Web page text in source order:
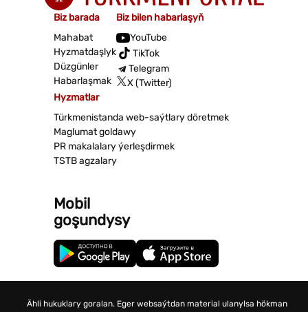
Biz barada
Mahabat
Hyzmatdaşlyk
Düzgünler
Habarlaşmak
Biz bilen habarlaşyň
YouTube
TikTok
Telegram
X (Twitter)
Hyzmatlar
Türkmenistanda web-saýtlary döretmek
Maglumat goldawy
PR makalalary ýerleşdirmek
TSTB agzalary
Mobil
goşundysy
Ähli hukuklary goralan. Eger websaýtdan material ulanylsa hökman